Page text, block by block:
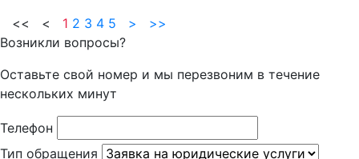
<< < 1 2 3 4 5 >
>>
Возникли вопросы?
Оставьте свой номер и мы перезвоним в течение
нескольких минут
Телефон
Тип обращения